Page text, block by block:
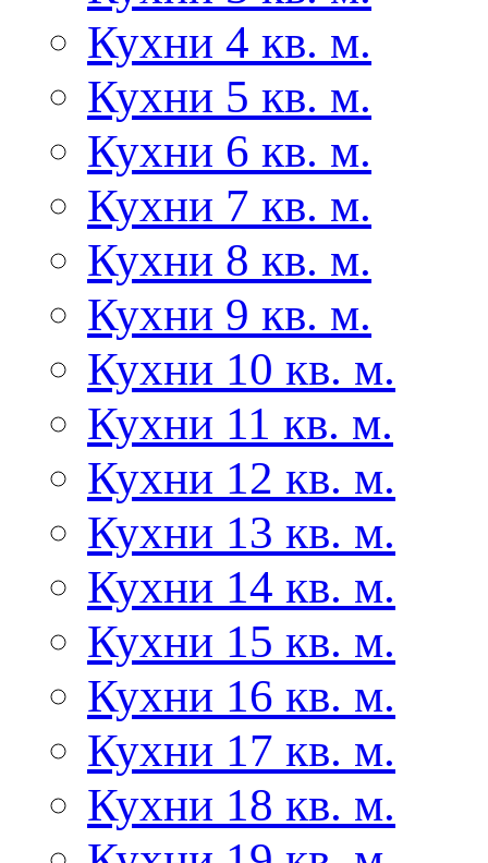
Кухни 4 кв. м.
Кухни 5 кв. м.
Кухни 6 кв. м.
Кухни 7 кв. м.
Кухни 8 кв. м.
Кухни 9 кв. м.
Кухни 10 кв. м.
Кухни 11 кв. м.
Кухни 12 кв. м.
Кухни 13 кв. м.
Кухни 14 кв. м.
Кухни 15 кв. м.
Кухни 16 кв. м.
Кухни 17 кв. м.
Кухни 18 кв. м.